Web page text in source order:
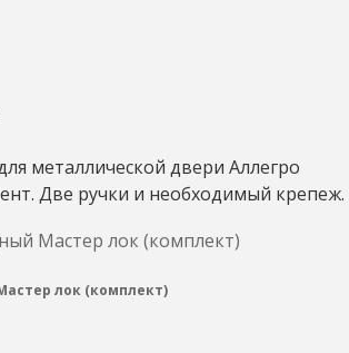
металлической двери Аллегро
Две ручки и необходимый крепеж.
лок (комплект)